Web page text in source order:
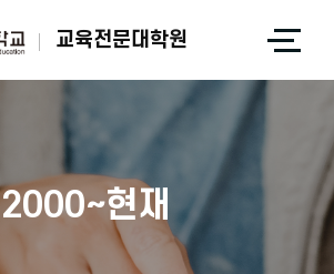
교육전문대학원
체
2000~현재